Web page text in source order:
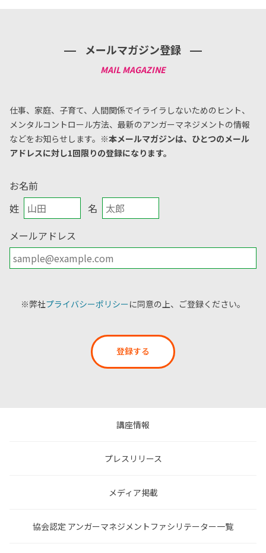
メールマガジン登録
仕事、家庭、子育て、人間関係でイライラしないためのヒント、
メンタルコントロール方法、 最新のアンガーマネジメントの情報
などをお知らせします。 ※本メールマガジンは、ひとつのメール
アドレスに対し1回限りの登録になります。
お名前
姓
名
メールアドレス
※弊社プライバシーポリシーに同意の上、ご登録ください。
登録する
講座情報
プレスリリース
メディア掲載
協会認定 アンガーマネジメントファシリテーター一覧